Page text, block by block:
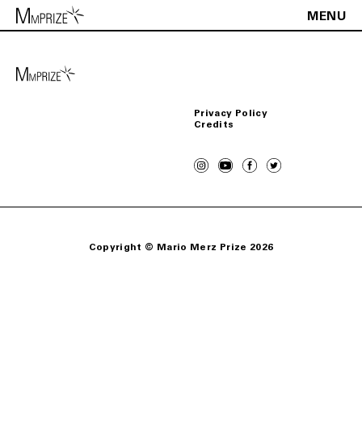
MENU
Accetto i termini descritti nella
it en
Privacy Policy
Credits
Copyright © Mario Merz Prize 2026